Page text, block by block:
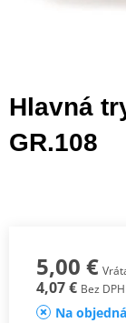
Hlavná
GR.108
5,00 €
4,07 € Bez DPH
Na